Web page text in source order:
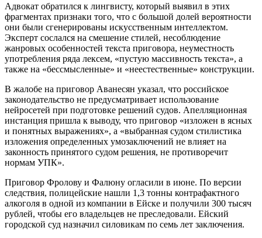
Адвокат обратился к лингвисту, который выявил в этих
фрагментах признаки того, что с большой долей вероятности
они были сгенерированы искусственным интеллектом.
Эксперт сослался на смешение стилей, несоблюдение
жанровых особенностей текста приговора, неуместность
употребления ряда лексем, «пустую массивность текста», а
также на «бессмысленные» и «неестественные» конструкции.
В жалобе на приговор Аванесян указал, что российское
законодательство не предусматривает использование
нейросетей при подготовке решений судов. Апелляционная
инстанция пришла к выводу, что приговор «изложен в ясных
и понятных выражениях», а «выбранная судом стилистика
изложения определенных умозаключений не влияет на
законность принятого судом решения, не противоречит
нормам УПК».
Приговор Фролову и Фалюну огласили в июне. По версии
следствия, полицейские нашли 1,3 тонны контрафактного
алкоголя в одной из компании в Ейске и получили 300 тысяч
рублей, чтобы его владельцев не преследовали. Ейский
городской суд назначил силовикам по семь лет заключения.